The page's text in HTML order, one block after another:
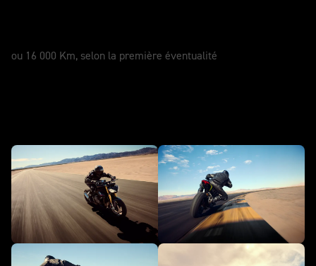
ou 16 000 Km, selon la première éventualité